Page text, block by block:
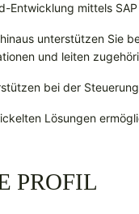
Entwicklung mittels
unterstützen Sie
und leiten
bei der
Lösungen
PROFIL